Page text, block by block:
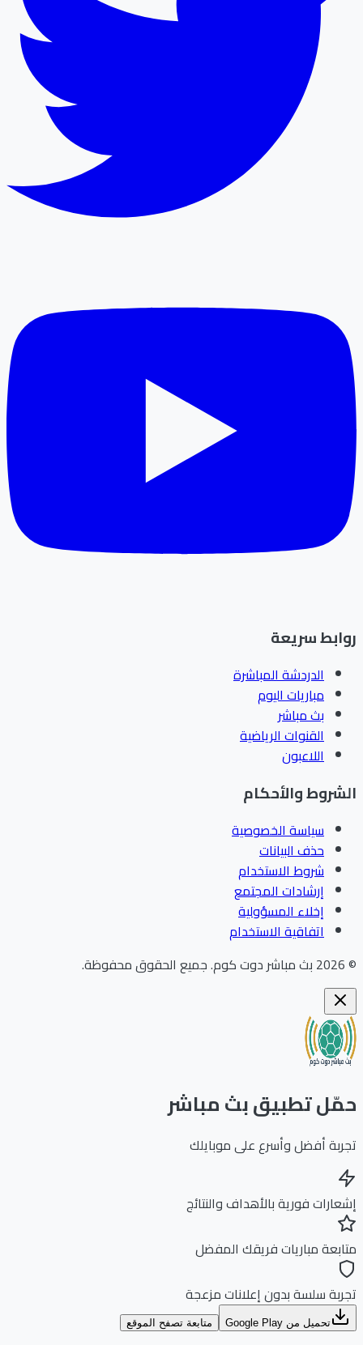
سريعة
الدردشة المباشرة
مباريات اليوم
بث مباشر
القنوات الرياضية
اللاعبون
والأحكام
سياسة الخصوصية
حذف البيانات
شروط الاستخدام
إرشادات المجتمع
إخلاء المسؤولية
اتفاقية الاستخدام
بث مباشر دوت كوم.جميع الحقوق محفوظة.
تطبيق بث مباشر
أفضل وأسرع على موبايلك
فورية بالأهداف والنتائج
مباريات فريقك المفضل
سلسة بدون إعلانات مزعجة
تحميل من Google Play متابعة تصفح الموقع